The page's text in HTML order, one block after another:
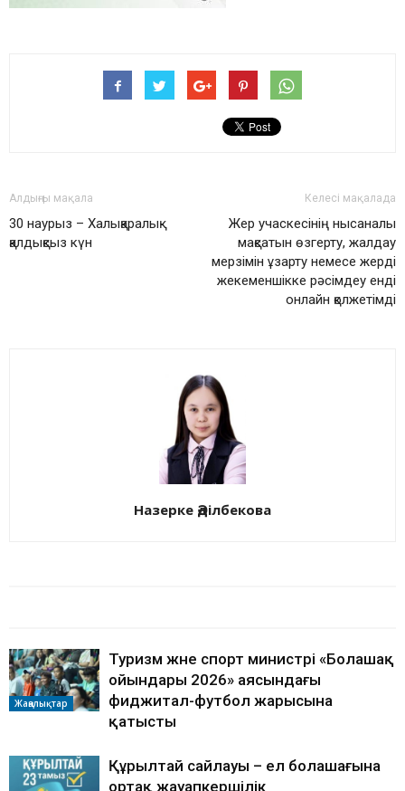
Алдыңғы мақала
30 наурыз – Халықаралық
қалдықсыз күн
Келесі мақалада
Жер учаскесінің нысаналы
мақсатын өзгерту, жалдау
мерзімін ұзарту немесе жерді
жекеменшікке рәсімдеу енді
онлайн қолжетімді
Назерке Әділбекова
Жаңалықтар
Туризм және спорт министрі «Болашақ
ойындары 2026» аясындағы
фиджитал-футбол жарысына
қатысты
Құрылтай сайлауы – ел болашағына
ортақ жауапкершілік